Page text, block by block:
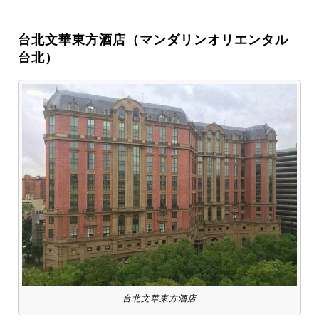
台北文華東方酒店（マンダリンオリエンタル
台北）
台北文華東方酒店